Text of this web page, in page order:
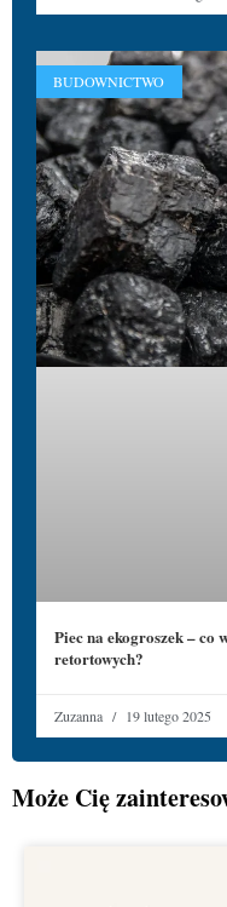
BUDOWNICTWO
Piec na ekogroszek – co
retortowych?
Zuzanna 19 lutego 2025
Może Cię